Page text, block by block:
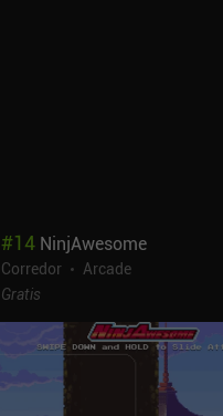
#14 NinjAwesome
Corredor
Arcade
Gratis